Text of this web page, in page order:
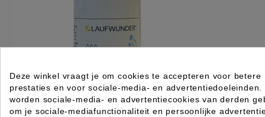
Deze winkel vraagt je om cookies te accepteren voor betere
prestaties en voor sociale-media- en advertentiedoeleinden.
worden sociale-media- en advertentiecookies van derden
om je sociale-mediafunctionaliteit en persoonlijke